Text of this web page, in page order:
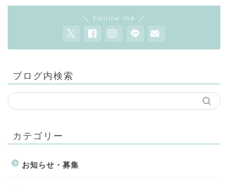
＼ Follow me ／
ブログ内検索
カテゴリー
お知らせ・募集